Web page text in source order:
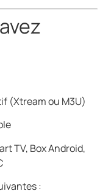
(Xtream ou M3U)
TV, Box Android,
: